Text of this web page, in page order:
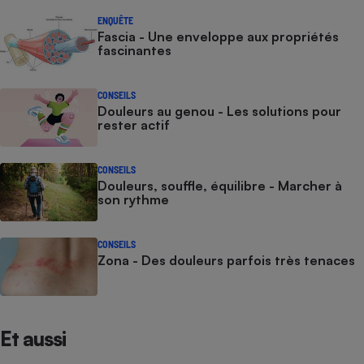
ENQUÊTE
Fascia - Une enveloppe aux propriétés
fascinantes
CONSEILS
Douleurs au genou - Les solutions pour
rester actif
CONSEILS
Douleurs, souffle, équilibre - Marcher à
son rythme
CONSEILS
Zona - Des douleurs parfois très tenaces
Et aussi